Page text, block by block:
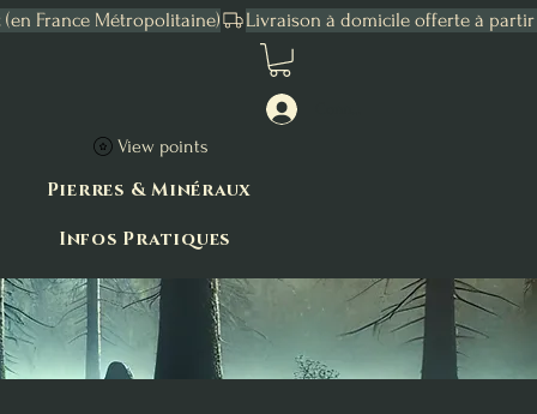
Pierres & Minéraux
Infos Pratiques
View points